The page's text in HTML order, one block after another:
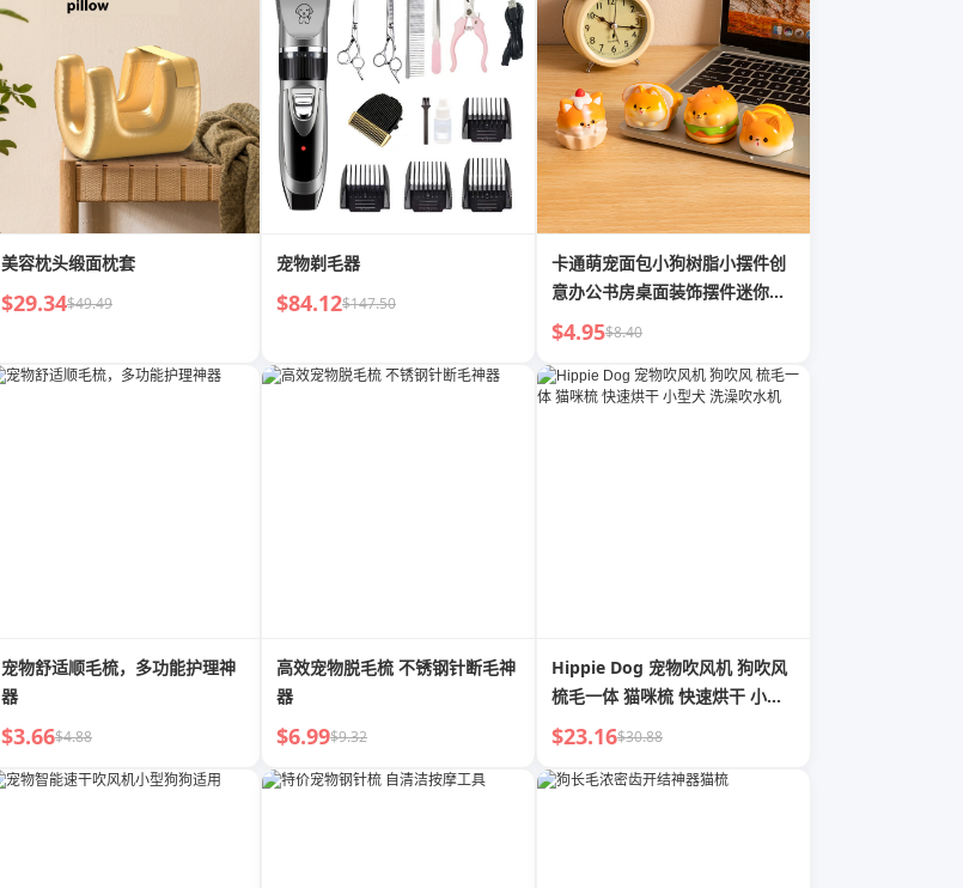
美容枕头缎面枕套
$29.34$49.49
宠物剃毛器
$84.12$147.50
卡通萌宠面包小狗树脂小摆件创
意办公书房桌面装饰摆件迷你小
礼品
$4.95$8.40
宠物舒适顺毛梳，多功能护理神
器
$3.66$4.88
高效宠物脱毛梳 不锈钢针断毛神
器
$6.99$9.32
Hippie Dog 宠物吹风机 狗吹风
梳毛一体 猫咪梳 快速烘干 小型
犬 洗澡吹水机
$23.16$30.88